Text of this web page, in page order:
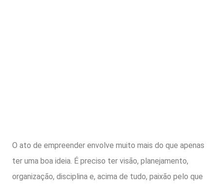
O ato de empreender envolve muito mais do que apenas
ter uma boa ideia. É preciso ter visão, planejamento,
organização, disciplina e, acima de tudo, paixão pelo que